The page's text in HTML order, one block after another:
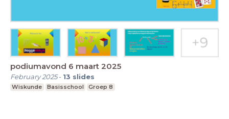
podiumavond 6 maart 2025
February 2025- 13 slides
Wiskunde Basisschool Groep 8